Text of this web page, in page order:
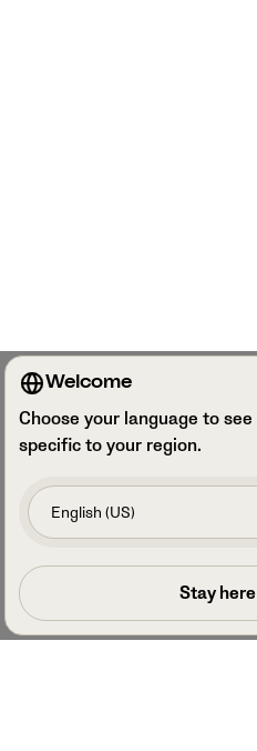
Planifier
Welcome
Choose your language to
specific to your region.
Stay here